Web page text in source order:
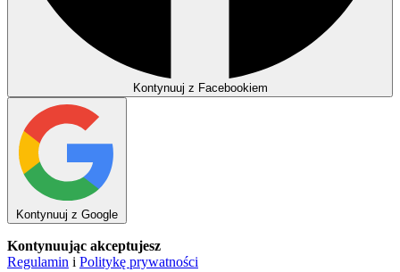
Kontynuuj z Facebookiem
Kontynuuj z Google
Kontynuując akceptujesz
Regulamin i Politykę prywatności